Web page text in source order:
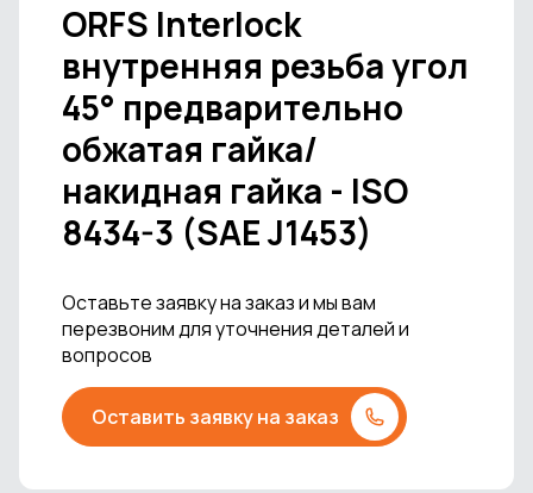
ORFS Interlock
внутренняя резьба угол
45° предварительно
обжатая гайка/
накидная гайка - ISO
8434-3 (SAE J1453)
Оставьте заявку на заказ и мы вам
перезвоним для уточнения деталей и
вопросов
Оставить заявку на заказ